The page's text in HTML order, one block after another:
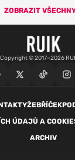
ZOBRAZIT
Copyright © 2017–2026
ŽEBŘÍČEK
ÚDAJŮ A
ARCHIV